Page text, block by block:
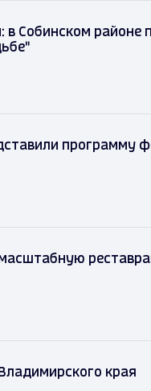
в Собинском районе
программу
края